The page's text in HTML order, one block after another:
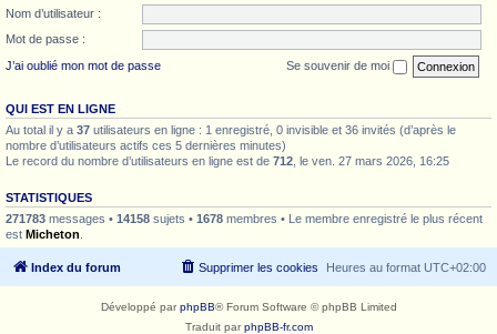
Nom d’utilisateur :
Mot de passe :
J’ai oublié mon mot de passe
Se souvenir de moi
QUI EST EN LIGNE
Au total il y a 37 utilisateurs en ligne : 1 enregistré, 0 invisible et 36 invités (d’après le
nombre d’utilisateurs actifs ces 5 dernières minutes)
Le record du nombre d’utilisateurs en ligne est de 712 , le ven. 27 mars 2026, 16:25
STATISTIQUES
271783 messages • 14158 sujets • 1678 membres • Le membre enregistré le plus récent
est Micheton
Index du forum Heures au format UTC+02:00
Supprimer les cookies
Développé parphpBB® Forum Software © phpBB Limited
Traduit parphpBB-fr.com